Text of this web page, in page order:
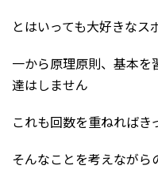
とはいっても大好きなス
一から原理原則、基本を
達はしません
これも回数を重ねればき
そんなことを考えながら